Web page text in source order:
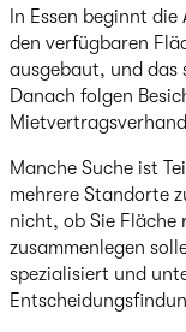
In Essen beginnt
den verfügbaren
ausgebaut, und das
Danach folgen
Manche Suche ist
mehrere Standorte
nicht, ob Sie Fläche
zusammenlegen
spezialisiert und